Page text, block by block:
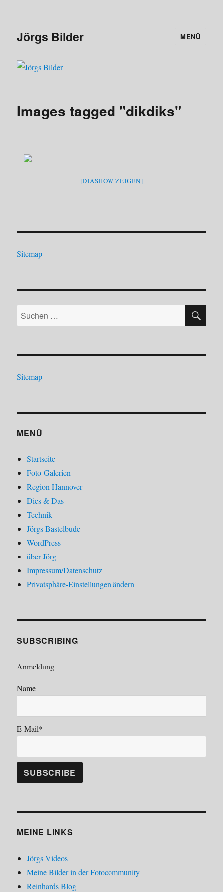
Jörgs Bilder MENÜ
Images tagged "dikdiks"
[DIASHOW ZEIGEN]
Sitemap
Suchen
nach:
Sitemap
MENÜ
Startseite
Foto-Galerien
Region Hannover
Dies & Das
Technik
Jörgs Bastelbude
WordPress
über Jörg
Impressum/Datenschutz
Privatsphäre-Einstellungen ändern
SUBSCRIBING
Anmeldung
Name
E-Mail*
MEINE LINKS
Jörgs Videos
Meine Bilder in der Fotocommunity
Reinhards Blog